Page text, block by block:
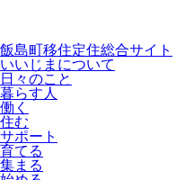
飯島町移住定住総合サイト
いいじまについて
日々のこと
暮らす人
働く
住む
サポート
育てる
集まる